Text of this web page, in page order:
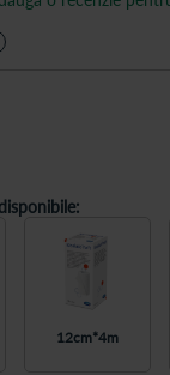
12cm*4m